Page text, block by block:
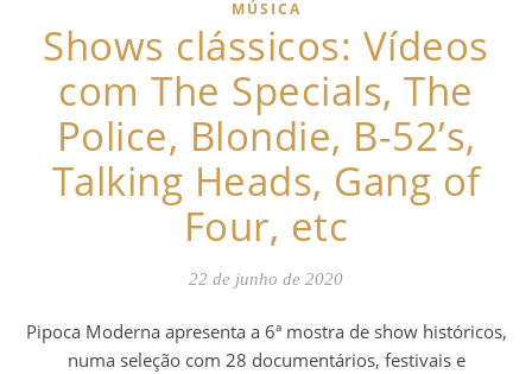
MÚSICA
Shows clássicos: Vídeos
com The Specials, The
Police, Blondie, B-52’s,
Talking Heads, Gang of
Four, etc
22 de junho de 2020
Pipoca Moderna apresenta a 6ª mostra de show históricos,
numa seleção com 28 documentários, festivais e